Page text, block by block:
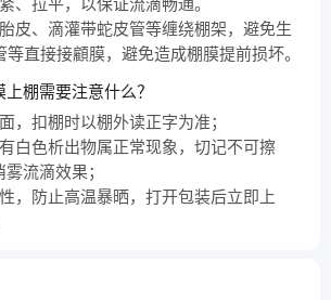
、拉平，以保证流滴畅通。
皮、滴灌带蛇皮管等缠绕棚架，避免生
直接接顧膜，避免造成棚膜提前损坏。
棚需要注意什么？
，扣棚时以棚外读正字为准；
白色析出物属正常现象，切记不可擦
流滴效果；
，防止高温暴晒，打开包装后立即上